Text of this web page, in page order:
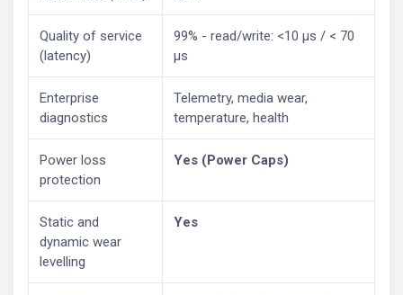
Quality of service
(latency)
99% - read/write: <10 µs / < 70
µs
Enterprise
diagnostics
Telemetry, media wear,
temperature, health
Power loss
protection
Yes (Power Caps)
Static and
dynamic wear
levelling
Yes